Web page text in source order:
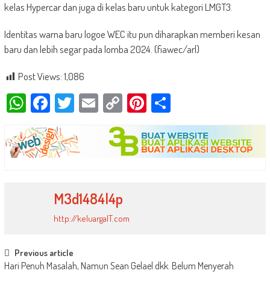
kelas Hypercar dan juga di kelas baru untuk kategori LMGT3.
Identitas warna baru logoe WEC itu pun diharapkan memberi kesan
baru dan lebih segar pada lomba 2024. (fiawec/arl)
Post Views:1,086
WhatsApp
Facebook
Twitter
EmailCopy
Link
Pinterest
Share
M3d1484l4p
http://keluargaIT.com
Post
navigation
Previous article
Hari Penuh Masalah, Namun Sean Gelael dkk. Belum Menyerah